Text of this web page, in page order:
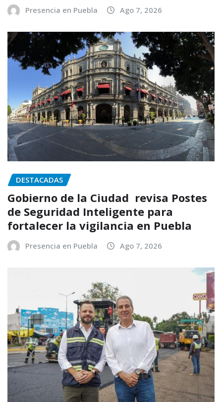
Presencia en Puebla Ago 7, 2026
DESTACADAS
Gobierno de la Ciudad revisa Postes
de Seguridad Inteligente para
fortalecer la vigilancia en Puebla
Presencia en Puebla Ago 7, 2026